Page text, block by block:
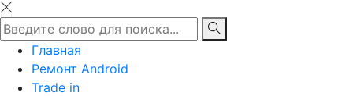
Главная
Ремонт Android
Trade in